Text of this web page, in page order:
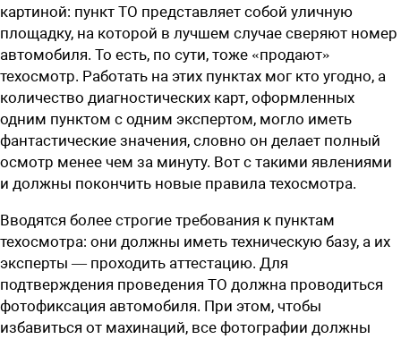
картиной: пункт ТО представляет собой уличную
площадку, на которой в лучшем случае сверяют номер
автомобиля. То есть, по сути, тоже «продают»
техосмотр. Работать на этих пунктах мог кто угодно, а
количество диагностических карт, оформленных
одним пунктом с одним экспертом, могло иметь
фантастические значения, словно он делает полный
осмотр менее чем за минуту. Вот с такими явлениями
и должны покончить новые правила техосмотра.
Вводятся более строгие требования к пунктам
техосмотра: они должны иметь техническую базу, а их
эксперты — проходить аттестацию. Для
подтверждения проведения ТО должна проводиться
фотофиксация автомобиля. При этом, чтобы
избавиться от махинаций, все фотографии должны